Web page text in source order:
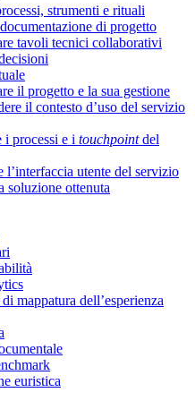
strumenti e rituali
di progetto
tavoli tecnici collaborativi
il progetto e la sua gestione
il contesto d’uso del servizio
i processi e i touchpointdel
l’interfaccia utente del servizio
soluzione ottenuta
mappatura dell’esperienza
euristica